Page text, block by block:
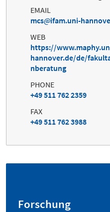
EMAIL
mcs
ifam.uni-
WEB
https://
hannover.de/de/
nberatung
PHONE
+49 511 762 2359
FAX
+49 511 762 3988
Forschung